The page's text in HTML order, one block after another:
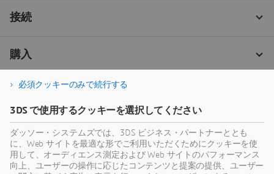
必須クッキーのみで続行する
3DS で使用するクッキーを選択してください
ダッソー・システムズでは、3DS ビジネス・パートナーととも
に、Web サイトを最適な形でご利用いただくためにクッキーを使
用して、オーディエンス測定および Web サイトのパフォーマンス
向上、ユーザーの操作に応じたコンテンツと提案の提供、ユーザー